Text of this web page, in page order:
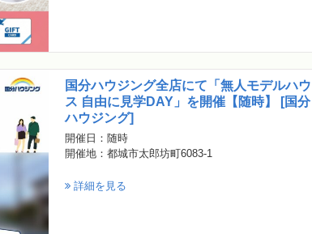
国分ハウジング全店にて「無人モデルハウ
ス 自由に見学DAY」を開催【随時】 [国分
ハウジング]
開催日：随時
開催地：都城市太郎坊町6083-1
詳細を見る